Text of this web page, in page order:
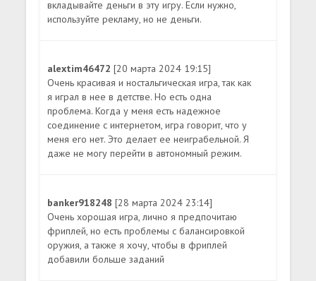
вкладывайте деньги в эту игру. Если нужно,
используйте рекламу, но не деньги.
alextim46472[20 марта 2024 19:15]
Очень красивая и ностальгическая игра, так как
я играл в нее в детстве. Но есть одна
проблема. Когда у меня есть надежное
соединение с интернетом, игра говорит, что у
меня его нет. Это делает ее неиграбельной. Я
даже не могу перейти в автономный режим.
banker918248[28 марта 2024 23:14]
Очень хорошая игра, лично я предпочитаю
фриплей, но есть проблемы с балансировкой
оружия, а также я хочу, чтобы в фриплей
добавили больше заданий